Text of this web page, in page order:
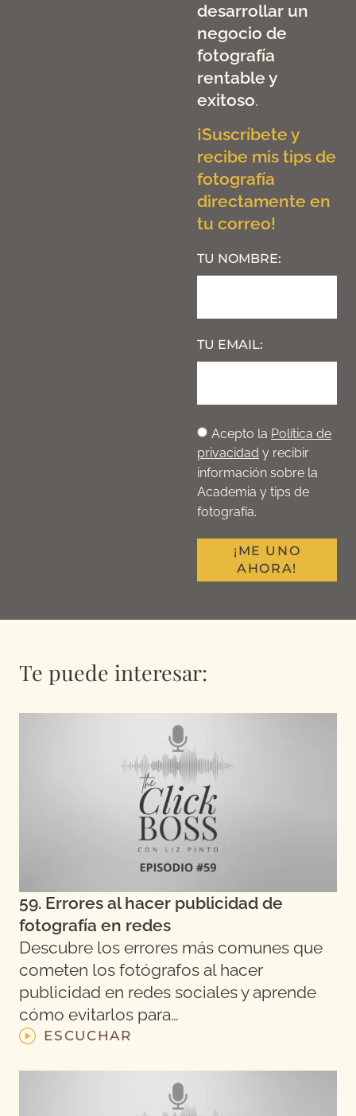
desarrollar un
negocio de
fotografía
rentable y
exitoso.
¡Suscríbete y
recibe mis tips de
fotografía
directamente en
tu correo!
TU NOMBRE:
TU EMAIL:
Acepto la Política de
privacidad y recibir
información sobre la
Academia y tips de
fotografía.
¡ME UNO
AHORA!
Te puede interesar:
59. Errores al hacer publicidad de
fotografía en redes
Descubre los errores más comunes que
cometen los fotógrafos al hacer
publicidad en redes sociales y aprende
cómo evitarlos para…
ESCUCHAR